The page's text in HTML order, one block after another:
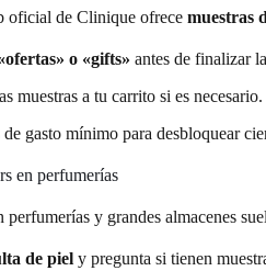
oficial de Clinique ofrece muestras
o «gifts» antes de finalizar
muestras a tu carrito si es necesario.
gasto mínimo para desbloquear
en perfumerías
y grandes almacenes
de piel y pregunta si tienen